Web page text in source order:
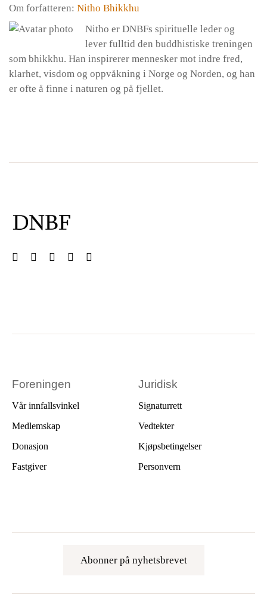
Om forfatteren: Nitho Bhikkhu
Nitho er DNBFs spirituelle leder og
lever fulltid den buddhistiske treningen
som bhikkhu. Han inspirerer mennesker mot indre fred,
klarhet, visdom og oppvåkning i Norge og Norden, og han
er ofte å finne i naturen og på fjellet.
Foreningen
Vår innfallsvinkel
Medlemskap
Donasjon
Fastgiver
Juridisk
Signaturrett
Vedtekter
Kjøpsbetingelser
Personvern
Abonner på nyhetsbrevet